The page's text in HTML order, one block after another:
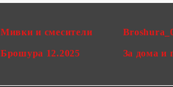
Мивки и смесители
Брошура 12.2025 За дома и